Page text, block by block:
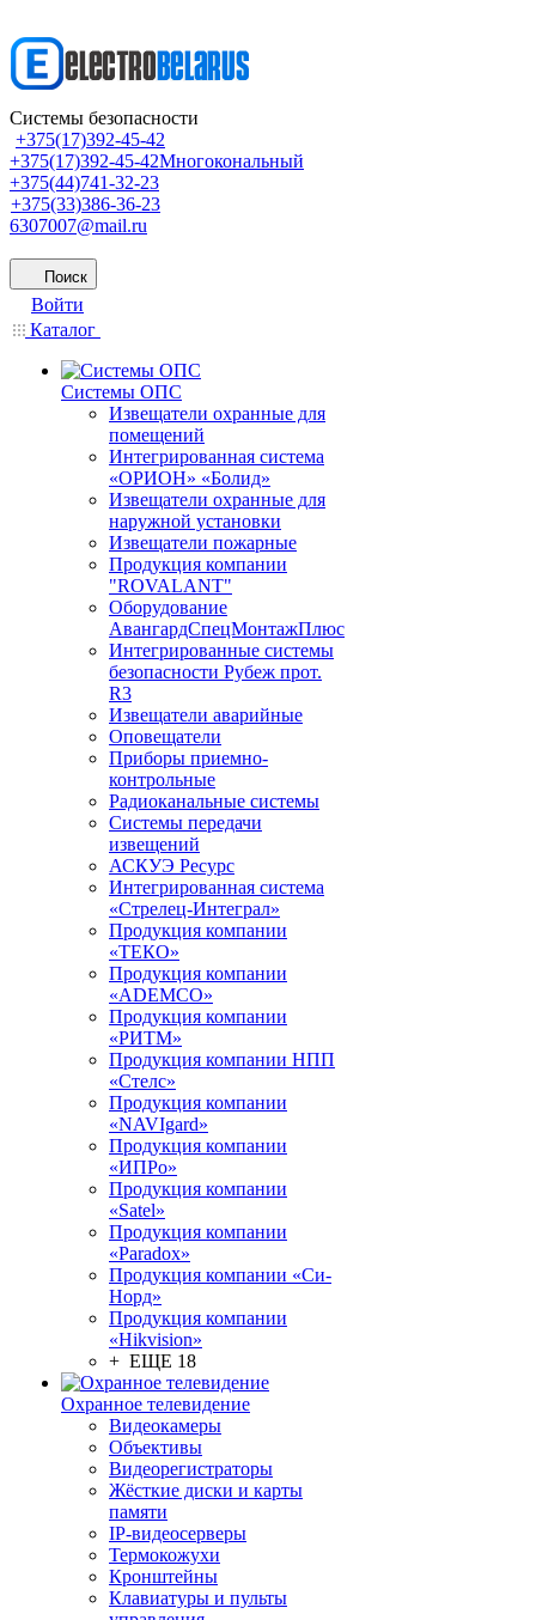
Системы безопасности
+375(17)392-45-42
+375(17)392-45-42Многокональный
+375(44)741-32-23
+375(33)386-36-23
6307007@mail.ru
Поиск
Войти
Каталог
Системы ОПС
Извещатели охранные для
помещений
Интегрированная система
«ОРИОН» «Болид»
Извещатели охранные для
наружной установки
Извещатели пожарные
Продукция компании
"ROVALANT"
Оборудование
АвангардСпецМонтажПлюс
Интегрированные системы
безопасности Рубеж прот.
R3
Извещатели аварийные
Оповещатели
Приборы приемно-
контрольные
Радиоканальные системы
Системы передачи
извещений
АСКУЭ Ресурс
Интегрированная система
«Стрелец-Интеграл»
Продукция компании
«ТЕКО»
Продукция компании
«ADEMCO»
Продукция компании
«РИТМ»
Продукция компании НПП
«Стелс»
Продукция компании
«NAVIgard»
Продукция компании
«ИПРо»
Продукция компании
«Satel»
Продукция компании
«Paradox»
Продукция компании «Си-
Норд»
Продукция компании
«Hikvision»
+ ЕЩЕ 18
Охранное телевидение
Видеокамеры
Объективы
Видеорегистраторы
Жёсткие диски и карты
памяти
IP-видеосерверы
Термокожухи
Кронштейны
Клавиатуры и пульты